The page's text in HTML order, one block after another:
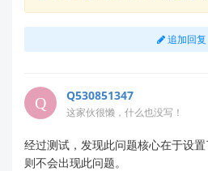
追加回复
Q530851347
这家伙很懒，什么也没写！
经过测试，发现此问题核心在于设
则不会出现此问题。